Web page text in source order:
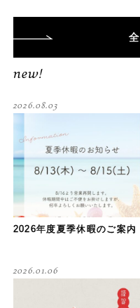
new!
2026年度夏季休暇のご案内
2026.08.03
2026.01.06